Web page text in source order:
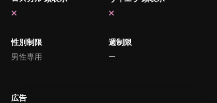
性別制限
男性専用
週制限
広告